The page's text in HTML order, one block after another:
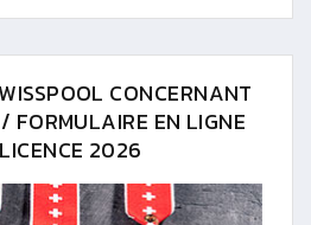
CONCERNANT
EN LIGNE
2026